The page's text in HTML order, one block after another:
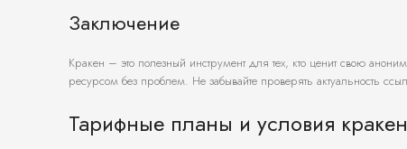
Заключение
Кракен – это полезный инструмент для тех, кто ценит свою
ресурсом без проблем. Не забывайте проверять актуальность
Тарифные планы и условия